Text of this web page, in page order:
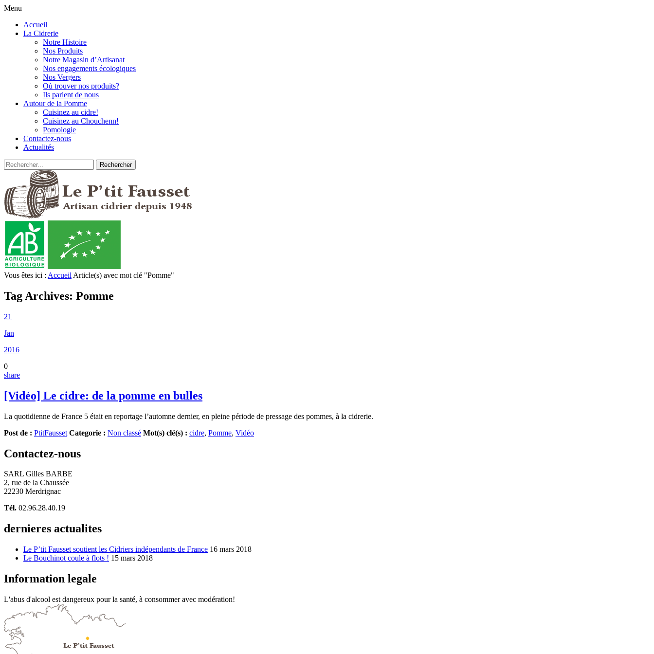
Menu
Accueil
La Cidrerie
Notre Histoire
Nos Produits
Notre Magasin d’Artisanat
Nos engagements écologiques
Nos Vergers
Où trouver nos produits?
Ils parlent de nous
Autour de la Pomme
Cuisinez au cidre!
Cuisinez au Chouchenn!
Pomologie
Contactez-nous
Actualités
Vous êtes ici : Accueil Article(s) avec mot clé "Pomme"
Tag Archives: Pomme
21
Jan
2016
0
share
[Vidéo] Le cidre: de la pomme en bulles
La quotidienne de France 5 était en reportage l’automne dernier, en pleine période de pressage des pommes, à la cidrerie.
Post de : PtitFausset Categorie : Non classé Mot(s) clé(s) : cidre, Pomme, Vidéo
Contactez-nous
SARL Gilles BARBE
2, rue de la Chaussée
22230 Merdrignac
Tél. 02.96.28.40.19
dernieres actualites
Le P’tit Fausset soutient les Cidriers indépendants de France 16 mars 2018
Le Bouchinot coule à flots ! 15 mars 2018
Information legale
L'abus d'alcool est dangereux pour la santé, à consommer avec modération!